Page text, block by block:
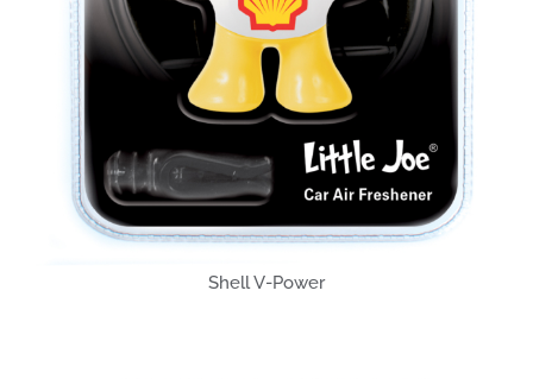
Shell V-Power